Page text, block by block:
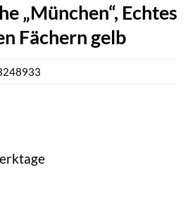
„München“, Echtes
Fächern gelb